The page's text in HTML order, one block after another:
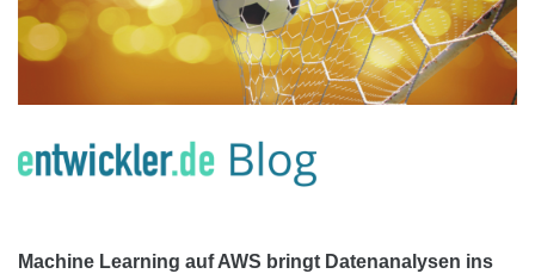
Machine Learning auf AWS bringt Datenanalysen ins